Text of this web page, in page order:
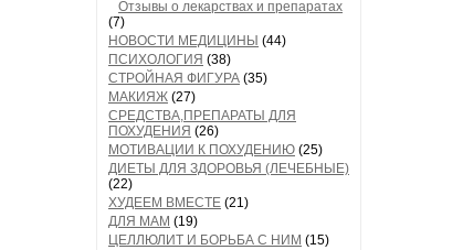
Отзывы о лекарствах и препаратах
(7)
НОВОСТИ МЕДИЦИНЫ (44)
ПСИХОЛОГИЯ (38)
СТРОЙНАЯ ФИГУРА (35)
МАКИЯЖ (27)
СРЕДСТВА,ПРЕПАРАТЫ ДЛЯ
ПОХУДЕНИЯ (26)
МОТИВАЦИИ К ПОХУДЕНИЮ (25)
ДИЕТЫ ДЛЯ ЗДОРОВЬЯ (ЛЕЧЕБНЫЕ)
(22)
ХУДЕЕМ ВМЕСТЕ (21)
ДЛЯ МАМ (19)
ЦЕЛЛЮЛИТ И БОРЬБА С НИМ (15)